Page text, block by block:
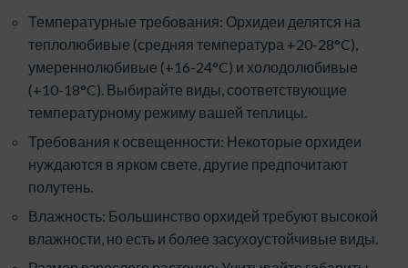
Температурные требования: Орхидеи делятся на
теплолюбивые (средняя температура +20-28°C),
умереннолюбивые (+16-24°C) и холодолюбивые
(+10-18°C). Выбирайте виды, соответствующие
температурному режиму вашей теплицы.
Требования к освещенности: Некоторые орхидеи
нуждаются в ярком свете, другие предпочитают
полутень.
Влажность: Большинство орхидей требуют высокой
влажности, но есть и более засухоустойчивые виды.